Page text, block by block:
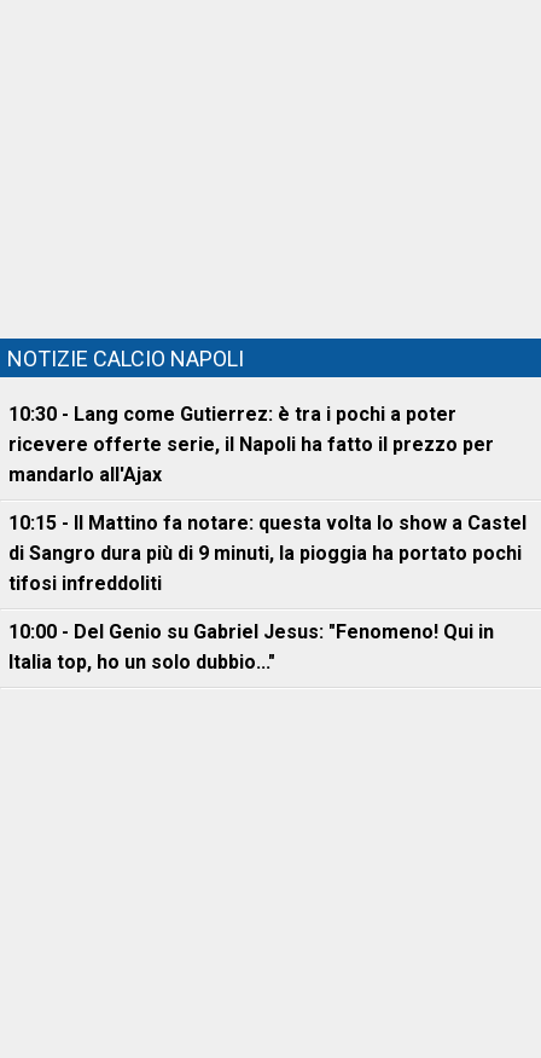
NOTIZIE CALCIO NAPOLI
10:30 - Lang come Gutierrez: è tra i pochi a poter
ricevere offerte serie, il Napoli ha fatto il prezzo per
mandarlo all'Ajax
10:15 - Il Mattino fa notare: questa volta lo show a Castel
di Sangro dura più di 9 minuti, la pioggia ha portato pochi
tifosi infreddoliti
10:00 - Del Genio su Gabriel Jesus: "Fenomeno! Qui in
Italia top, ho un solo dubbio..."